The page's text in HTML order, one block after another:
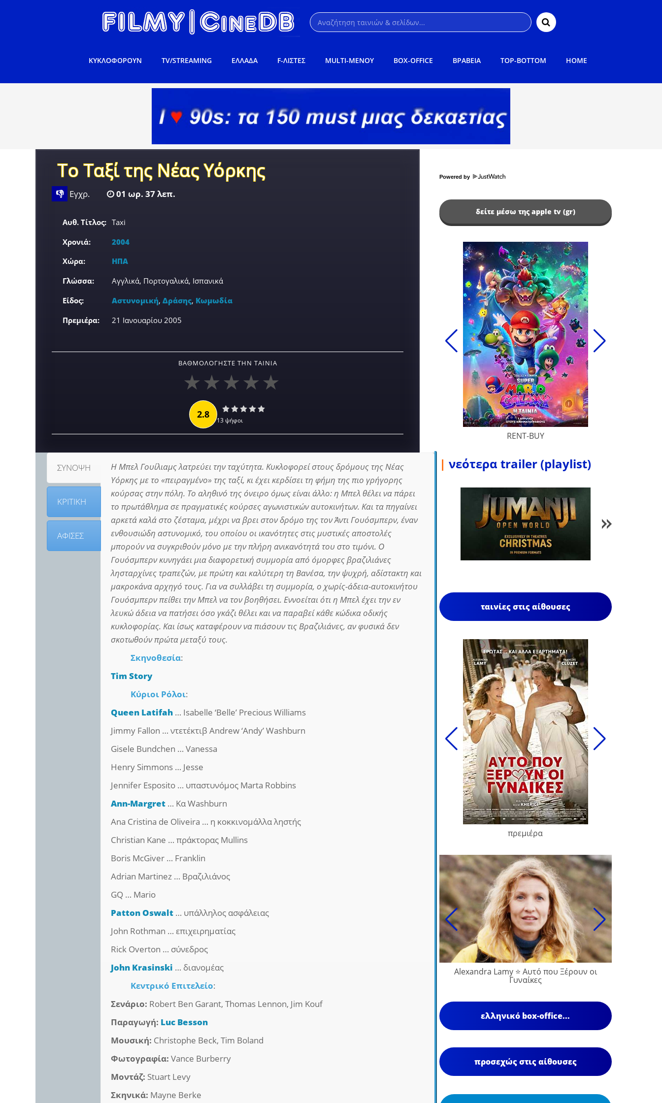
ΚΥΚΛΟΦΟΡΟΥΝ TV/STREAMING ΕΛΛΑΔΑ F-ΛΙΣΤΕΣ MULTI-ΜΕΝΟΥ BOX-OFFICE ΒΡΑΒΕΙΑ TOP-BOTTOM HOME
Το Ταξί της Νέας Υόρκης
👎 Εγχρ. 01 ωρ. 37 λεπ.
Αυθ. Τίτλος: Taxi
Χρονιά:
2004
Χώρα:
ΗΠΑ
Γλώσσα:
Αγγλικά, Πορτογαλικά, Ισπανικά
Είδος:
Αστυνομική,Δράσης, Κωμωδία
Πρεμιέρα:
21 Ιανουαρίου 2005
ΒΑΘΜΟΛΟΓΉΣΤΕ ΤΗΝ ΤΑΙΝΊΑ
2.8 13 ψήφοι
ΣΥΝΟΨΗ
ΚΡΙΤΙΚΗ
ΑΦΙΣΕΣ
Η Μπελ Γουίλιαμς λατρεύει την ταχύτητα. Κυκλοφορεί στους δρόμους της Νέας
Υόρκης με το «πειραγμένο» της ταξί, κι έχει κερδίσει τη φήμη της πιο γρήγορης
κούρσας στην πόλη. Το αληθινό της όνειρο όμως είναι άλλο: η Μπελ θέλει να πάρει
το πρωτάθλημα σε πραγματικές κούρσες αγωνιστικών αυτοκινήτων. Και τα πηγαίνει
αρκετά καλά στο ζέσταμα, μέχρι να βρει στον δρόμο της τον Άντι Γουόσμπερν, έναν
ενθουσιώδη αστυνομικό, του οποίου οι ικανότητες στις μυστικές αποστολές
μπορούν να συγκριθούν μόνο με την πλήρη ανικανότητά του στο τιμόνι. Ο
Γουόσμπερν κυνηγάει μια διαφορετική συμμορία από όμορφες βραζιλιάνες
λησταρχίνες τραπεζών, με πρώτη και καλύτερη τη Βανέσα, την ψυχρή, αδίστακτη και
μακροκάνα αρχηγό τους. Για να συλλάβει τη συμμορία, ο χωρίς-άδεια-αυτοκινήτου
Γουόσμπερν πείθει την Μπελ να τον βοηθήσει. Εννοείται ότι η Μπελ έχει την εν
λευκώ άδεια να πατήσει όσο γκάζι θέλει και να παραβεί κάθε κώδικα οδικής
κυκλοφορίας. Και ίσως καταφέρουν να πιάσουν τις Βραζιλιάνες, αν φυσικά δεν
σκοτωθούν πρώτα μεταξύ τους.
Σκηνοθεσία:
Tim Story
Κύριοι Ρόλοι:
Queen Latifah … Isabelle ‘Belle’ Precious Williams
Jimmy Fallon … ντετέκτιβ Andrew ‘Andy’ Washburn
Gisele Bundchen … Vanessa
Henry Simmons … Jesse
Jennifer Esposito … υπαστυνόμος Marta Robbins
Ann-Margret … Κα Washburn
Ana Cristina de Oliveira … η κοκκινομάλλα ληστής
Christian Kane … πράκτορας Mullins
Boris McGiver … Franklin
Adrian Martinez … Βραζιλιάνος
GQ … Mario
Patton Oswalt … υπάλληλος ασφάλειας
John Rothman … επιχειρηματίας
Rick Overton … σύνεδρος
John Krasinski … διανομέας
Κεντρικό Επιτελείο:
Σενάριο: Robert Ben Garant, Thomas Lennon, Jim Kouf
Παραγωγή: Luc Besson
Μουσική: Christophe Beck, Tim Boland
Φωτογραφία: Vance Burberry
Μοντάζ: Stuart Levy
Σκηνικά: Mayne Berke
Powered by
δείτε μέσω της apple tv (gr)
RENT-BUY
| νεότερα trailer (playlist)
1/86
ταινίες στις αίθουσες
πρεμιέρα
Alexandra Lamy ⭐ Αυτό που Ξέρουν οι
Γυναίκες
ελληνικό box-office...
προσεχώς στις αίθουσες